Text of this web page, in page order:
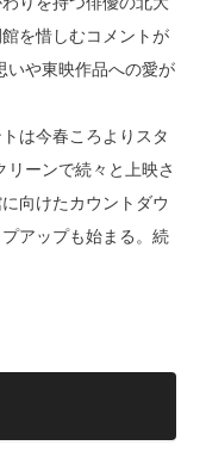
を惜しむコメントが
いや東映作品への愛が
は今春ころよりスタ
ーンで続々と上映さ
向けたカウントダウ
アップも始まる。続